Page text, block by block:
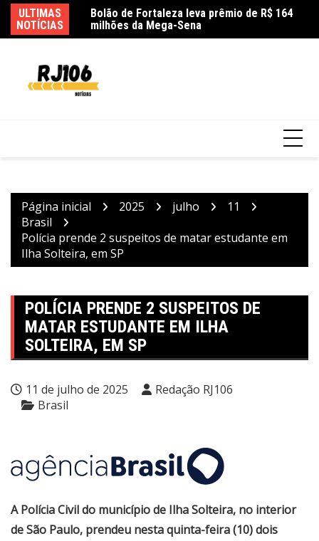
para
o
ULTIMAS
NOTÍCIAS
Pais estão menos presentes na criação de
filhos, aponta estudo
Página inicial 2025 julho
11
Brasil
Polícia prende 2 suspeitos de matar estudante em
Ilha Solteira, em SP
POLÍCIA PRENDE 2 SUSPEITOS DE
MATAR ESTUDANTE EM ILHA
SOLTEIRA, EM SP
11 de julho de 2025
Redação RJ106
Brasil
A Polícia Civil do município de Ilha Solteira, no interior
de São Paulo, prendeu nesta quinta-feira (10) dois